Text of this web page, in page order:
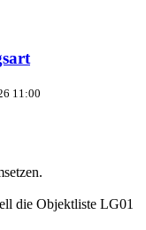
11:00
die Objektliste LG01